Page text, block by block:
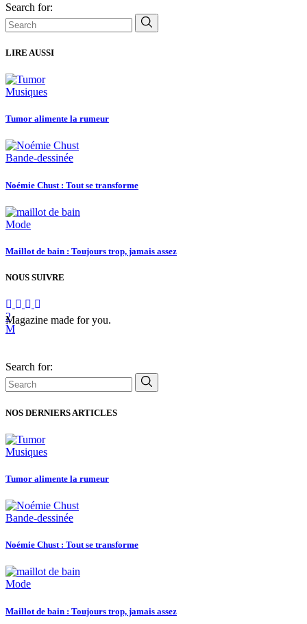
Search for:
LIRE AUSSI
Musiques
Tumor alimente la rumeur
Bande-dessinée
Noémie Chust : Tout se transforme
Mode
Maillot de bain : Toujours trop, jamais assez
NOUS SUIVRE
Magazine made for you.
Search for:
NOS DERNIERS ARTICLES
Musiques
Tumor alimente la rumeur
Bande-dessinée
Noémie Chust : Tout se transforme
Mode
Maillot de bain : Toujours trop, jamais assez